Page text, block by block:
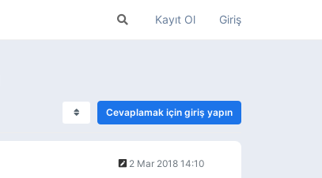
Kayıt Ol Giriş
Cevaplamak için giriş yapın
2 Mar 2018 14:10